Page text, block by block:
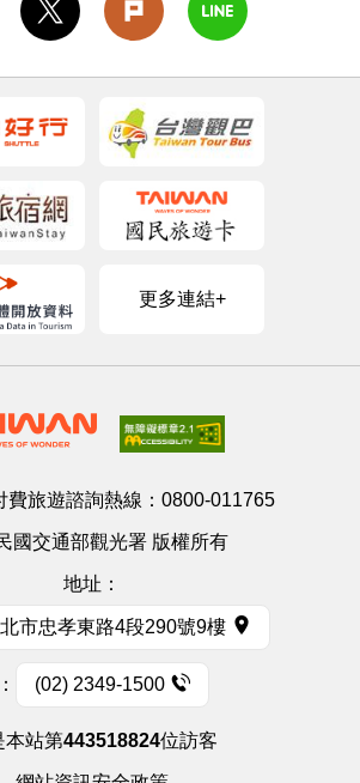
更多連結+
費旅遊諮詢熱線： 0800-011765
國交通部觀光署 版權所有
地址：
市忠孝東路4段290號9樓
(02) 2349-1500
本站第443518824位訪客